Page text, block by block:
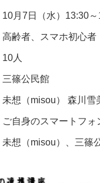
（水）13:30～
、スマホ初心者
人
公民館
misou） 森川雪
のスマートフォン
misou）、三篠公